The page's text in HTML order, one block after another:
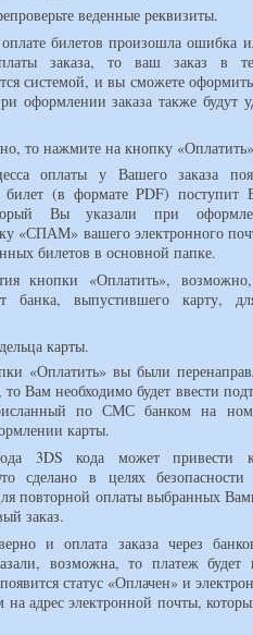
веденные реквизиты.
билетов произошла ошибка
заказа, то ваш заказ в
системой, и вы сможете
оформлении заказа также будут
то нажмите на кнопку
оплаты у Вашего заказа
(в формате PDF) поступит
Вы указали при
«СПАМ» вашего электронного
билетов в основной папке.
кнопки «Оплатить»,
банка, выпустившего карту,
карты.
«Оплатить» вы были
Вам необходимо будет ввести
по СМС банком на
карты.
3DS кода может привести
сделано в целях безопасности
повторной оплаты выбранных
заказ.
и оплата заказа через
возможна, то платеж будет
статус «Оплачен» и
адрес электронной почты,